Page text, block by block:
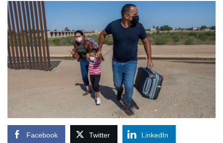
Facebook Twitter LinkedIn